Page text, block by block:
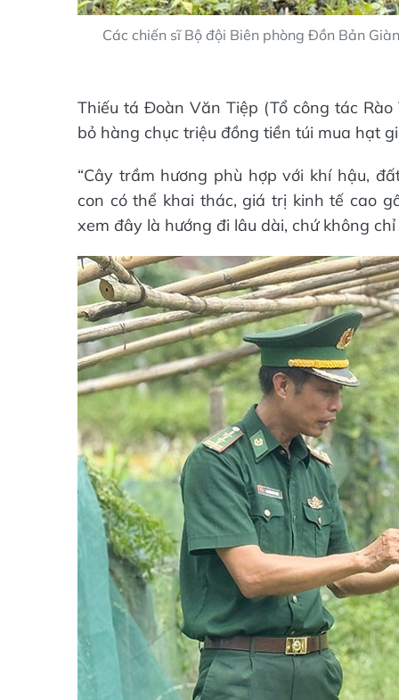
Các chiến sĩ Bộ đội Biên phòng Đồn Bản
Thiếu tá Đoàn Văn Tiệp (Tổ công tác
bỏ hàng chục triệu đồng tiền túi mua hạt
“Cây trầm hương phù hợp với khí hậu,
con có thể khai thác, giá trị kinh tế cao
xem đây là hướng đi lâu dài, chứ không